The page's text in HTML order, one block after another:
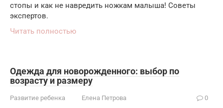
стопы и как не навредить ножкам малыша! Советы
экспертов.
Читать полностью
Одежда для новорожденного: выбор по
возрасту и размеру
Развитие ребенка Елена Петрова 0